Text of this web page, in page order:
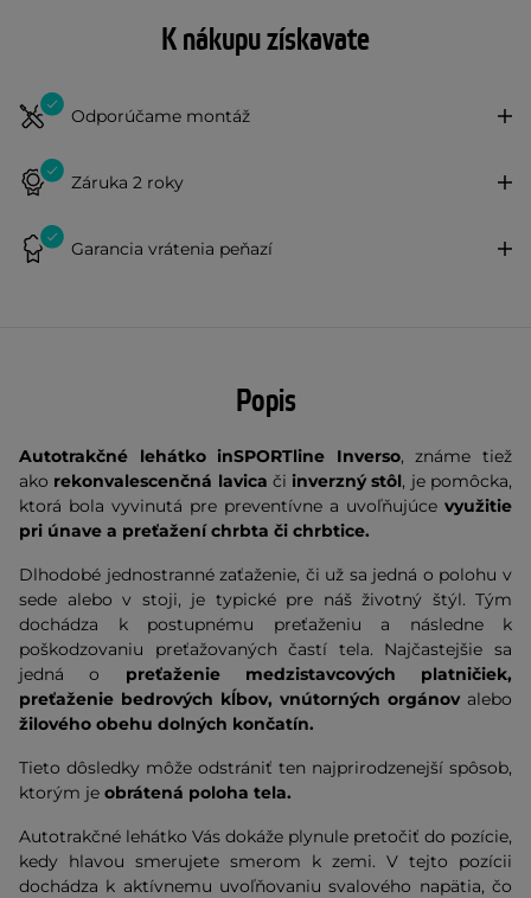
K nákupu získavate
Odporúčame montáž
Záruka 2 roky
Garancia vrátenia peňazí
Popis
Autotrakčné lehátko inSPORTline Inverso, známe tiež
ako rekonvalescenčná lavica či inverzný stôl, je pomôcka,
ktorá bola vyvinutá pre preventívne a uvoľňujúce využitie
pri únave a preťažení chrbta či chrbtice.
Dlhodobé jednostranné zaťaženie, či už sa jedná o polohu v
sede alebo v stoji, je typické pre náš životný štýl. Tým
dochádza k postupnému preťaženiu a následne k
poškodzovaniu preťažovaných častí tela. Najčastejšie sa
jedná o preťaženie medzistavcových platničiek,
preťaženie bedrových kĺbov, vnútorných orgánovalebo
žilového obehu dolných končatín.
Tieto dôsledky môže odstrániť ten najprirodzenejší spôsob,
ktorým je obrátená poloha tela.
Autotrakčné lehátko Vás dokáže plynule pretočiť do pozície,
kedy hlavou smerujete smerom k zemi. V tejto pozícii
dochádza k aktívnemu uvoľňovaniu svalového napätia, čo